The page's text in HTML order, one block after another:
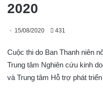
2020
15/08/2020 431
Cuộc thi do Ban Thanh niên
Trung tâm Nghiên cứu kinh
và Trung tâm Hỗ trợ phát